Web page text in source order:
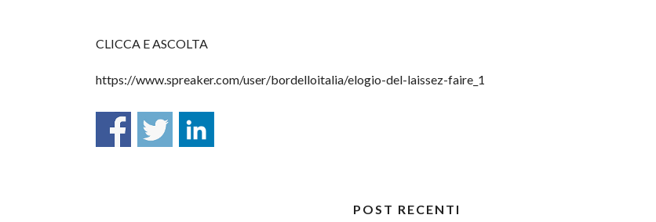
CLICCA E ASCOLTA
https://www.spreaker.com/user/bordelloitalia/elogio-del-laissez-faire_1
POST RECENTI